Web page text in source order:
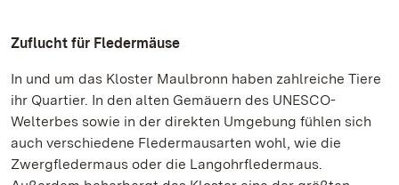
Zuflucht für Fledermäuse
In und um das Kloster Maulbronn haben zahlreiche Tiere
ihr Quartier. In den alten Gemäuern des UNESCO-
Welterbes sowie in der direkten Umgebung fühlen sich
auch verschiedene Fledermausarten wohl, wie die
Zwergfledermaus oder die Langohrfledermaus.